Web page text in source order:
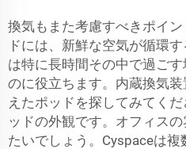
換気もまた考慮すべきポイ
ドには、新鮮な空気が循環
は特に長時間その中で過ご
のに役立ちます。内蔵換気
えたポッドを探してみてく
ッドの外観です。オフィス
たいでしょう。Cyspaceは複